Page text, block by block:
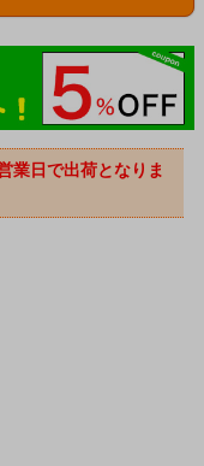
業日で出荷となりま